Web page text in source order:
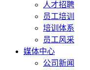
人才招聘
员工培训
培训体系
员工风采
媒体中心
公司新闻